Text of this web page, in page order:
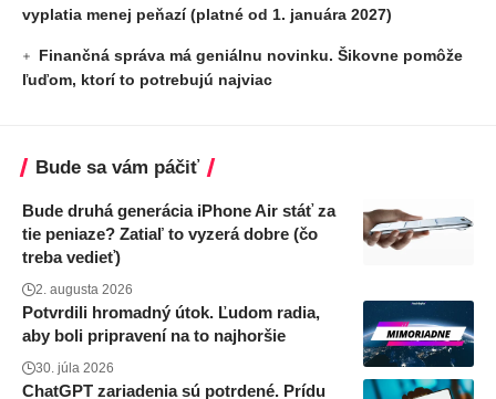
vyplatia menej peňazí (platné od 1. januára 2027)
Finančná správa má geniálnu novinku. Šikovne pomôže
ľuďom, ktorí to potrebujú najviac
Bude sa vám páčiť
Bude druhá generácia iPhone Air stáť za
tie peniaze? Zatiaľ to vyzerá dobre (čo
treba vedieť)
2. augusta 2026
Potvrdili hromadný útok. Ľudom radia,
aby boli pripravení na to najhoršie
30. júla 2026
ChatGPT zariadenia sú potrdené. Prídu